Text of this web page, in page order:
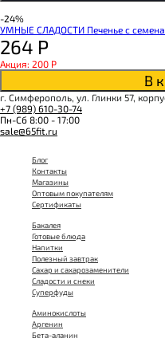
-24%
УМНЫЕ СЛАДОСТИ Печенье с
264 Р
Акция: 200 Р
В
г. Симферополь, ул. Глинки 57,
+7 (989) 610-30-74
Пн-Сб 8:00 - 17:00
sale@65fit.ru
Блог
Контакты
Магазины
Оптовым покупателям
Сертификаты
Бакалея
Готовые блюда
Напитки
Полезный завтрак
Сахар и сахарозаменители
Сладости и снеки
Суперфуды
Аминокислоты
Аргенин
Бета-аланин